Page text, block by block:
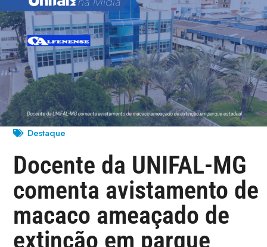
Destaque
Docente da UNIFAL-MG
comenta avistamento de
macaco ameaçado de
extinção em parque